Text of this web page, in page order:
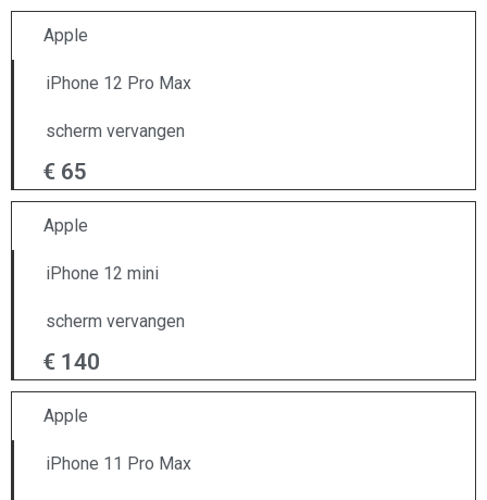
Apple
iPhone 12 Pro Max
scherm vervangen
€ 65
Apple
iPhone 12 mini
scherm vervangen
€ 140
Apple
iPhone 11 Pro Max